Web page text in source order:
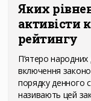
Яких
активісти
рeйтингу
П’ятеро народних
включення
порядку денного
називають цей